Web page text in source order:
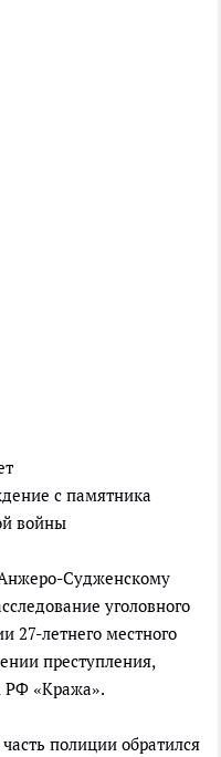
с памятника
войны
Судженскому
уголовного
27-летнего местного
преступления,
РФ «Кража».
полиции обратился